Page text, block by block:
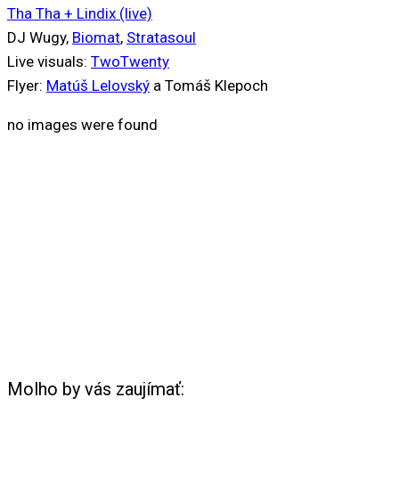
Tha Tha + Lindix (live)
DJ Wugy, Biomat, Stratasoul
Live visuals: TwoTwenty
Flyer: Matúš Lelovský a Tomáš Klepoch
no images were found
Molho by vás zaujímať: